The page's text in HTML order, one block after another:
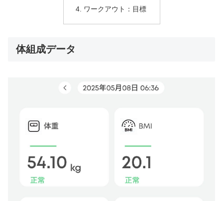
ワークアウト：目標
体組成データ